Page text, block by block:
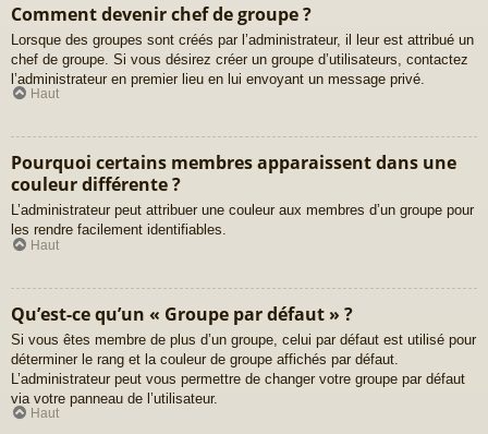
Comment devenir chef de groupe ?
Lorsque des groupes sont créés par l’administrateur, il leur est attribué un
chef de groupe. Si vous désirez créer un groupe d’utilisateurs, contactez
l’administrateur en premier lieu en lui envoyant un message privé.
Haut
Pourquoi certains membres apparaissent dans une
couleur différente ?
L’administrateur peut attribuer une couleur aux membres d’un groupe pour
les rendre facilement identifiables.
Haut
Qu’est-ce qu’un « Groupe par défaut » ?
Si vous êtes membre de plus d’un groupe, celui par défaut est utilisé pour
déterminer le rang et la couleur de groupe affichés par défaut.
L’administrateur peut vous permettre de changer votre groupe par défaut
via votre panneau de l’utilisateur.
Haut